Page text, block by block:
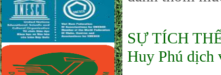
SỰ TÍCH
Huy Phú dịch